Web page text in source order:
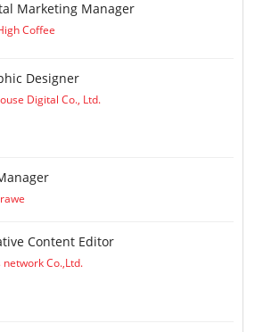
Marketing Manager
Coffee
Designer
Digital Co., Ltd.
Content Editor
network Co.,Ltd.